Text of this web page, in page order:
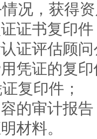
况，获得
证书复印件
证评估顾
凭证的复
复印件；
的审计报
材料。